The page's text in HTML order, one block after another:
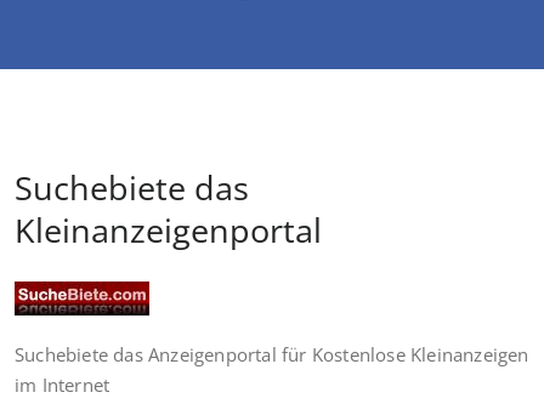
Suchebiete das
Kleinanzeigenportal
Suchebiete das Anzeigenportal für Kostenlose Kleinanzeigen
im Internet